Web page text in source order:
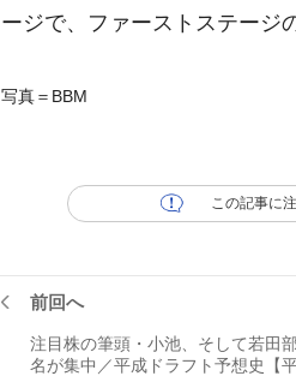
ージで、ファーストステージ
写真＝BBM
この記事に注
前回へ
注目株の筆頭・小池、そして若田
名が集中／平成ドラフト予想史【平